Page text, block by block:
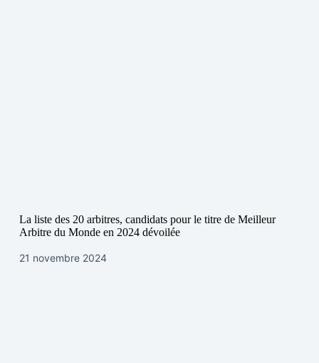
La liste des 20 arbitres, candidats pour le titre de Meilleur
Arbitre du Monde en 2024 dévoilée
21 novembre 2024